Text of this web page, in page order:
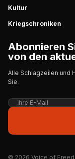
Kultur
Kriegschroniken
Abonnieren
von den
Alle Schlagzeilen und
Sie.
© 2026 Voice of